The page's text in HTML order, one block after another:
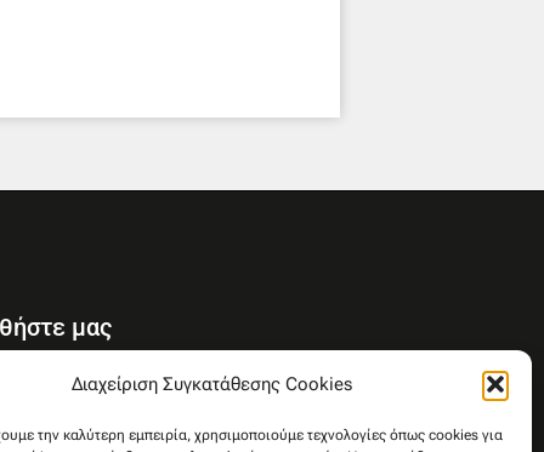
Διαχείριση Συγκατάθεσης Cookies
την καλύτερη εμπειρία, χρησιμοποιούμε τεχνολογίες όπως cookies για
μας
u